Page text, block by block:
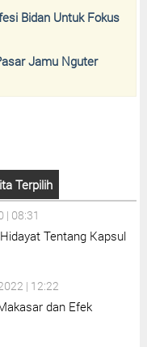
Bidan Untuk Fokus
Jamu Nguter
Terpilih
| 08:31
Tentang Kapsul
| 12:22
dan Efek